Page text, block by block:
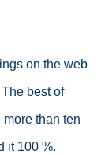
on the web
but when you receive them at home they can be totally different . The best of
than ten
it 100 %.